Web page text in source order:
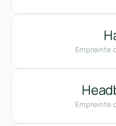
Empreinte
Empreinte